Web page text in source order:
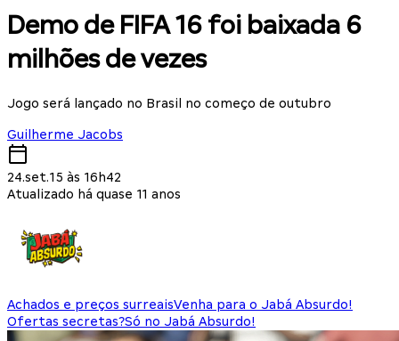
Demo de FIFA 16 foi baixada 6
milhões de vezes
Jogo será lançado no Brasil no começo de outubro
Guilherme Jacobs
24.set.15 às 16h42
Atualizado há quase 11 anos
Achados e preços surreaisVenha para o Jabá Absurdo!
Ofertas secretas?Só no Jabá Absurdo!